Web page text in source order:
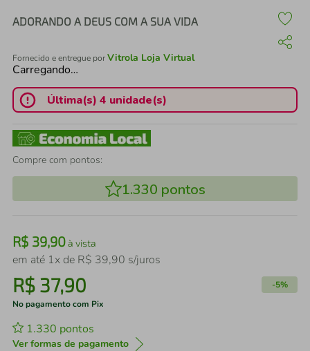
ADORANDO A DEUS COM A SUA VIDA
Fornecido e entregue porVitrola Loja Virtual
Carregando…
Última(s) 4 unidade(s)
Compre com pontos:
1.330 pontos
R$ 39,90à vista
em até 1x de R$ 39,90 s/juros
R$ 37,90 -5%
No pagamento com Pix
1.330 pontos
Ver formas de pagamento